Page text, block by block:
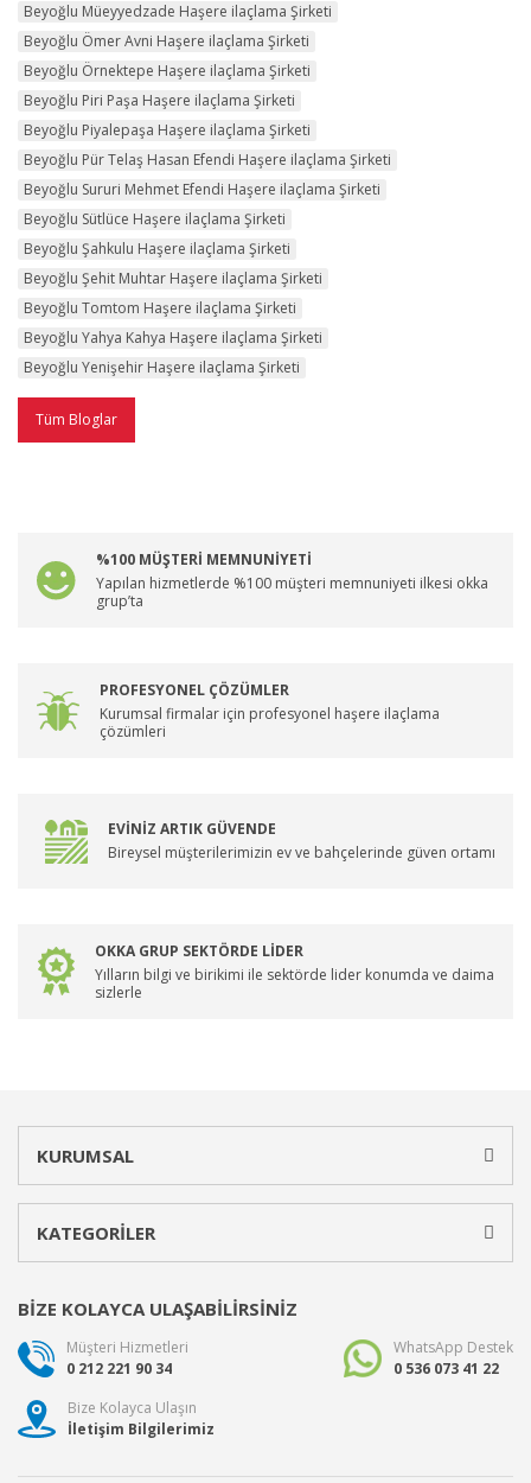
Beyoğlu Müeyyedzade Haşere ilaçlama Şirketi
Beyoğlu Ömer Avni Haşere ilaçlama Şirketi
Beyoğlu Örnektepe Haşere ilaçlama Şirketi
Beyoğlu Piri Paşa Haşere ilaçlama Şirketi
Beyoğlu Piyalepaşa Haşere ilaçlama Şirketi
Beyoğlu Pür Telaş Hasan Efendi Haşere ilaçlama Şirketi
Beyoğlu Sururi Mehmet Efendi Haşere ilaçlama Şirketi
Beyoğlu Sütlüce Haşere ilaçlama Şirketi
Beyoğlu Şahkulu Haşere ilaçlama Şirketi
Beyoğlu Şehit Muhtar Haşere ilaçlama Şirketi
Beyoğlu Tomtom Haşere ilaçlama Şirketi
Beyoğlu Yahya Kahya Haşere ilaçlama Şirketi
Beyoğlu Yenişehir Haşere ilaçlama Şirketi
Tüm Bloglar
%100 MÜŞTERİ MEMNUNİYETİ
Yapılan hizmetlerde %100 müşteri memnuniyeti ilkesi okka
grup’ta
PROFESYONEL ÇÖZÜMLER
Kurumsal firmalar için profesyonel haşere ilaçlama
çözümleri
EVİNİZ ARTIK GÜVENDE
Bireysel müşterilerimizin ev ve bahçelerinde güven ortamı
OKKA GRUP SEKTÖRDE LİDER
Yılların bilgi ve birikimi ile sektörde lider konumda ve daima
sizlerle
KURUMSAL
KATEGORİLER
BİZE KOLAYCA ULAŞABİLİRSİNİZ
Müşteri Hizmetleri
0 212 221 90 34
WhatsApp Destek
0 536 073 41 22
Bize Kolayca Ulaşın
İletişim Bilgilerimiz